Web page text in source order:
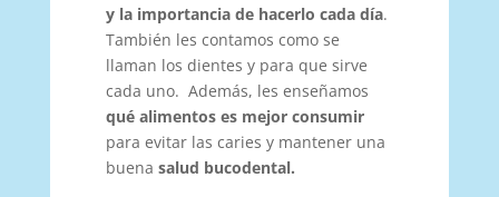
y la importancia de hacerlo cada día.
También les contamos como se
llaman los dientes y para que sirve
cada uno. Además, les enseñamos
qué alimentos es mejor consumir
para evitar las caries y mantener una
buena salud bucodental.